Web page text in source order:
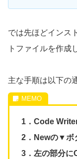
では先ほどインス
トファイルを作成
主な手順は以下の
1．Code
2．Newの▼ボ
3．左の部分に